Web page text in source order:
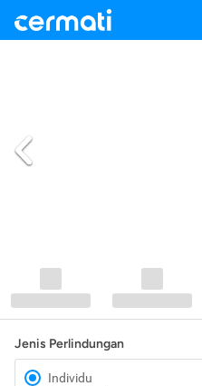
Jenis Perlindungan
Individu